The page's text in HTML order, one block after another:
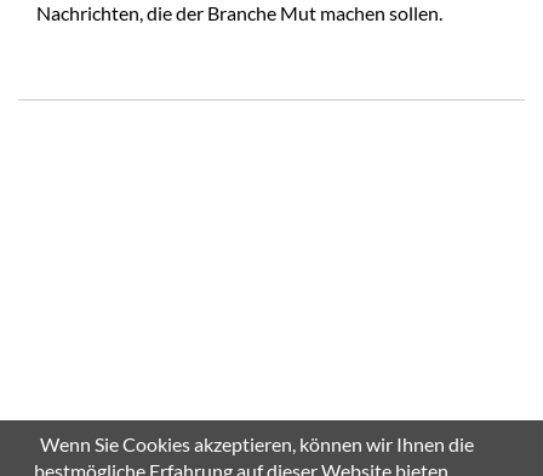
Nachrichten, die der Branche Mut machen sollen.
Wenn Sie Cookies akzeptieren, können wir Ihnen die
bestmögliche Erfahrung auf dieser Website bieten.